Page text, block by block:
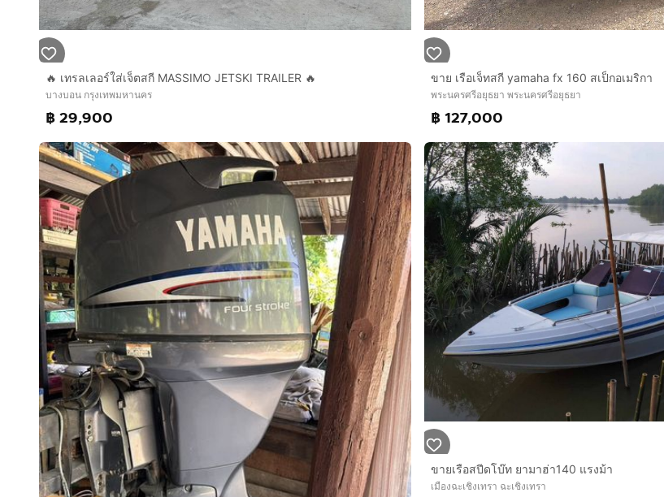
🔥 เทรลเลอร์ใส่เจ็ตสกี MASSIMO JETSKI TRAILER 🔥
บางบอน กรุงเทพมหานคร
฿ 29,900
ขาย เรือเจ็ทสกี yamaha fx 160 สเป็กอเมริกา
พระนครศรีอยุธยา พระนครศรีอยุธยา
฿ 127,000
ขายเรือสปีดโบ๊ท ยามาฮ่า140 แรงม้า
เมืองฉะเชิงเทรา ฉะเชิงเทรา